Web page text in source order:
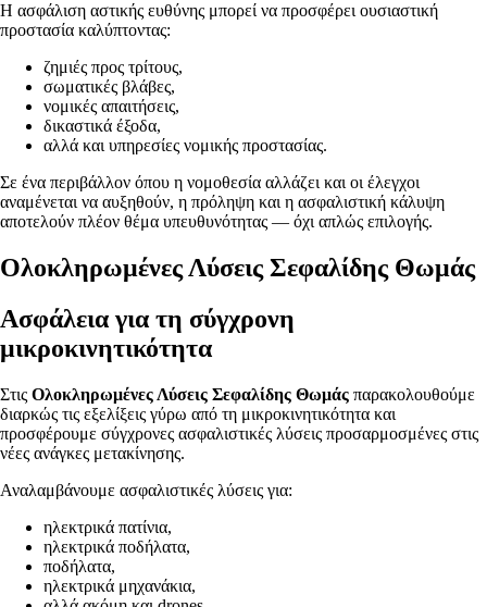
Η ασφάλιση αστικής ευθύνης μπορεί να προσφέρει ουσιαστική
προστασία καλύπτοντας:
ζημιές προς τρίτους,
σωματικές βλάβες,
νομικές απαιτήσεις,
δικαστικά έξοδα,
αλλά και υπηρεσίες νομικής προστασίας.
Σε ένα περιβάλλον όπου η νομοθεσία αλλάζει και οι έλεγχοι
αναμένεται να αυξηθούν, η πρόληψη και η ασφαλιστική κάλυψη
αποτελούν πλέον θέμα υπευθυνότητας — όχι απλώς επιλογής.
Ολοκληρωμένες Λύσεις Σεφαλίδης Θωμάς
Ασφάλεια για τη σύγχρονη
μικροκινητικότητα
Στις Ολοκληρωμένες Λύσεις Σεφαλίδης Θωμάς παρακολουθούμε
διαρκώς τις εξελίξεις γύρω από τη μικροκινητικότητα και
προσφέρουμε σύγχρονες ασφαλιστικές λύσεις προσαρμοσμένες στις
νέες ανάγκες μετακίνησης.
Αναλαμβάνουμε ασφαλιστικές λύσεις για:
ηλεκτρικά πατίνια,
ηλεκτρικά ποδήλατα,
ποδήλατα,
ηλεκτρικά μηχανάκια,